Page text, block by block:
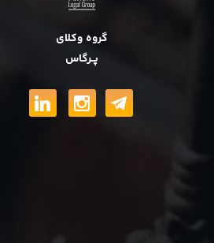
گروه وکلای
پــرگاس